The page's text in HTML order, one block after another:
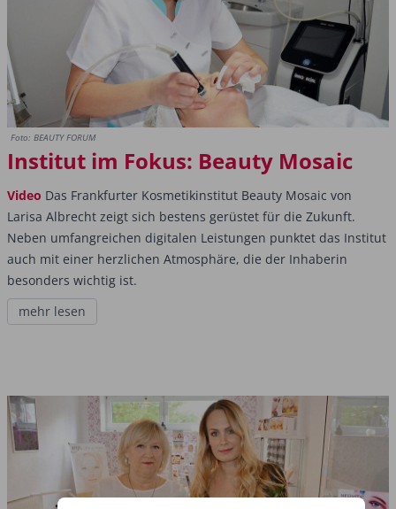
Foto: BEAUTY FORUM
Institut im Fokus: Beauty Mosaic
Video Das Frankfurter Kosmetikinstitut Beauty Mosaic von
Larisa Albrecht zeigt sich bestens gerüstet für die Zukunft.
Neben umfangreichen digitalen Leistungen punktet das Institut
auch mit einer herzlichen Atmosphäre, die der Inhaberin
besonders wichtig ist.
mehr lesen